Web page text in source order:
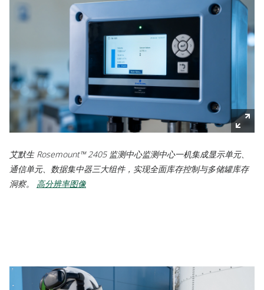
艾默生 Rosemount™ 2405 监测中心监测中心一机集成显示单元、
通信单元、数据集中器三大组件，实现全面库存控制与多储罐库存
洞察。 高分辨率图像